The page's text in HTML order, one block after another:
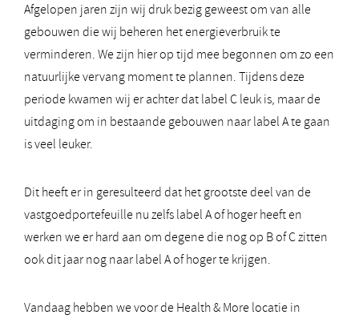
Afgelopen jaren zijn wij druk bezig geweest om van alle
gebouwen die wij beheren het energieverbruik te
verminderen. We zijn hier op tijd mee begonnen om zo een
natuurlijke vervang moment te plannen. Tijdens deze
periode kwamen wij er achter dat label C leuk is, maar de
uitdaging om in bestaande gebouwen naar label A te gaan
is veel leuker.
Dit heeft er in geresulteerd dat het grootste deel van de
vastgoedportefeuille nu zelfs label A of hoger heeft en
werken we er hard aan om degene die nog op B of C zitten
ook dit jaar nog naar label A of hoger te krijgen.
Vandaag hebben we voor de Health & More locatie in